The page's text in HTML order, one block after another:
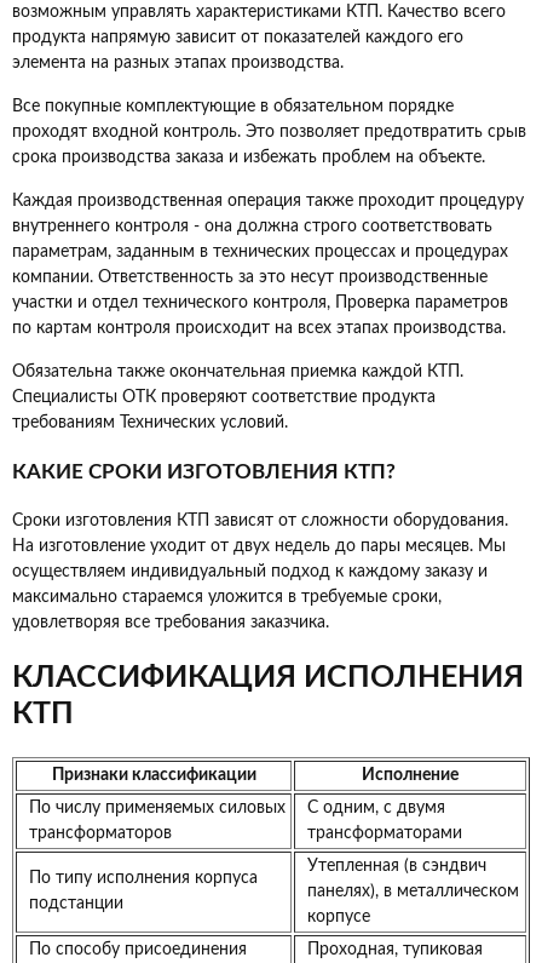
возможным управлять характеристиками КТП. Качество всего
продукта напрямую зависит от показателей каждого его
элемента на разных этапах производства.
Все покупные комплектующие в обязательном порядке
проходят входной контроль. Это позволяет предотвратить срыв
срока производства заказа и избежать проблем на объекте.
Каждая производственная операция также проходит процедуру
внутреннего контроля - она должна строго соответствовать
параметрам, заданным в технических процессах и процедурах
компании. Ответственность за это несут производственные
участки и отдел технического контроля, Проверка параметров
по картам контроля происходит на всех этапах производства.
Обязательна также окончательная приемка каждой КТП.
Специалисты ОТК проверяют соответствие продукта
требованиям Технических условий.
КАКИЕ СРОКИ ИЗГОТОВЛЕНИЯ КТП?
Сроки изготовления КТП зависят от сложности оборудования.
На изготовление уходит от двух недель до пары месяцев. Мы
осуществляем индивидуальный подход к каждому заказу и
максимально стараемся уложится в требуемые сроки,
удовлетворяя все требования заказчика.
КЛАССИФИКАЦИЯ ИСПОЛНЕНИЯ
КТП
Признаки классификации
Исполнение
По числу применяемых силовых
трансформаторов
С одним, с двумя
трансформаторами
По типу исполнения корпуса
подстанции
Утепленная (в сэндвич
панелях), в металлическом
корпусе
По способу присоединения
Проходная, тупиковая